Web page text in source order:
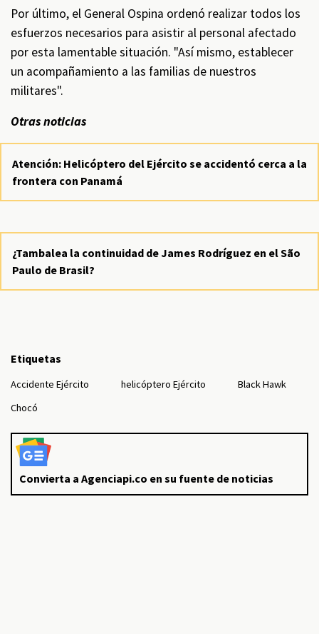
Por último, el General Ospina ordenó realizar todos los
esfuerzos necesarios para asistir al personal afectado
por esta lamentable situación. "Así mismo, establecer
un acompañamiento a las familias de nuestros
militares".
Otras noticias
Atención: Helicóptero del Ejército se accidentó cerca a la
frontera con Panamá
¿Tambalea la continuidad de James Rodríguez en el São
Paulo de Brasil?
Etiquetas
Accidente Ejército helicóptero Ejército
Black Hawk
Chocó
Convierta a Agenciapi.co en su fuente de noticias